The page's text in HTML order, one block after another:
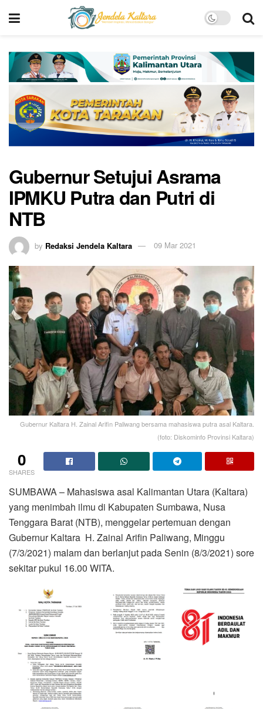
Gubernur Setujui Asrama
IPMKU Putra dan Putri di
NTB
by Redaksi Jendela Kaltara 09 Mar 2021
Gubernur Kaltara H. Zainal Arifin Paliwang bersama mahasiswa putra asal Kaltara.
(foto: Diskominfo Provinsi Kaltara)
0
SHARES
SUMBAWA – Mahasiswa asal Kalimantan Utara (Kaltara)
yang menimbah ilmu di Kabupaten Sumbawa, Nusa
Tenggara Barat (NTB), menggelar pertemuan dengan
Gubernur Kaltara H. Zainal Arifin Paliwang, Minggu
(7/3/2021) malam dan berlanjut pada Senin (8/3/2021) sore
sekitar pukul 16.00 WITA.